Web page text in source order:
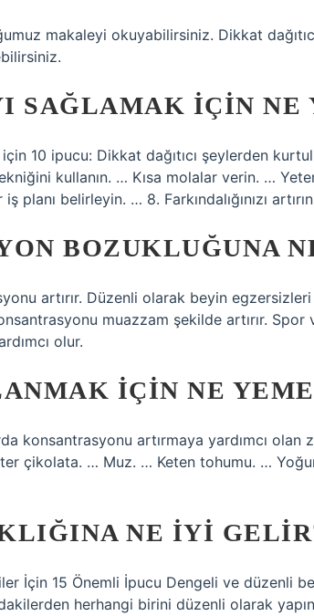
makaleyi okuyabilirsiniz. Dikkat
SAĞLAMAK IÇIN NE
10 ipucu: Dikkat dağıtıcı şeylerden
kullanın. … Kısa molalar verin. …
planı belirleyin. … 8. Farkındalığınızı
BOZUKLUĞUNA
artırır. Düzenli olarak beyin
muazzam şekilde artırır.
olur.
IÇIN NE
konsantrasyonu artırmaya yardımcı
çikolata. … Muz. … Keten tohumu. …
NE IYI
İçin 15 Önemli İpucu Dengeli ve düzenli
herhangi birini düzenli olarak